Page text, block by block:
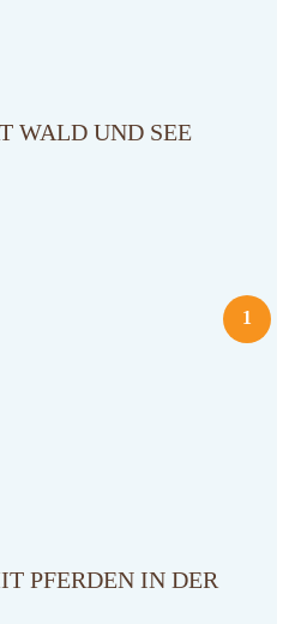
WALD UND SEE
1
PFERDEN IN DER